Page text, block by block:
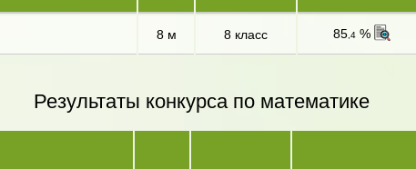
8 м 8 класс 85,4%
Результаты конкурса по математике